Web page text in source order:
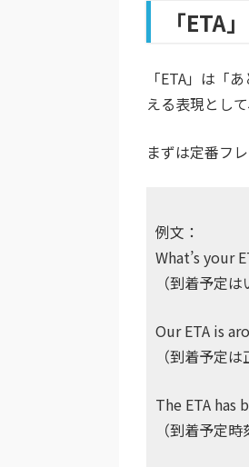
「ETA
「ETA」は「
える表現とし
まずは定番フ
例文：
What’s your
（到着予定は
Our ETA is
（到着予定は
The ETA has
（到着予定